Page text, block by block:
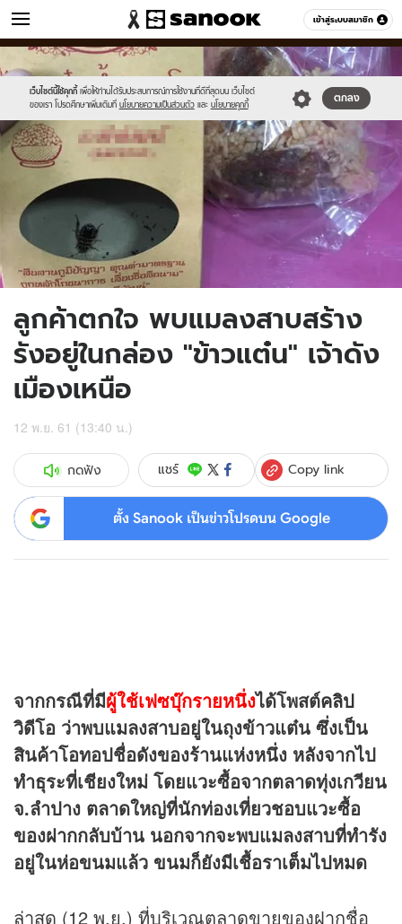
เข้าสู่ระบบสมาชิก
ข่าว หมวดอื่นๆ
เว็บไซต์นี้ใช้คุกกี้ เพื่อให้ท่านได้รับประสบการณ์การใช้งานที่ดีที่สุดบน เว็บไซต์
ของเรา โปรดศึกษาเพิ่มเติมที่ นโยบายความเป็นส่วนตัว และ นโยบายคุกกี้
ตกลง
Sanook
//s.isanook.com/sr/0/images/logo-
new-
sanook.png
600
//s.isanook.com/ns/0/ud/1514/7574122/14.jpg
ลูกค้าตกใจ พบแมลงสาบสร้าง
รังอยู่ในกล่อง "ข้าวแต๋น" เจ้าดัง
เมืองเหนือ
12 พ.ย. 61 (13:40 น.)
กดฟัง แชร์ Copy link
ตั้ง Sanook เป็นข่าวโปรดบน Google
จากกรณีที่มีผู้ใช้เฟซบุ๊กรายหนึ่งได้โพสต์คลิป
วิดีโอ ว่าพบแมลงสาบอยู่ในถุงข้าวแต๋น ซึ่งเป็น
สินค้าโอทอปชื่อดังของร้านแห่งหนึ่ง หลังจากไป
ทำธุระที่เชียงใหม่ โดยแวะซื้อจากตลาดทุ่งเกวียน
จ.ลำปาง ตลาดใหญ่ที่นักท่องเที่ยวชอบแวะซื้อ
ของฝากกลับบ้าน นอกจากจะพบแมลงสาบที่ทำรัง
อยู่ในห่อขนมแล้ว ขนมก็ยังมีเชื้อราเต็มไปหมด
ล่าสุด (12 พ.ย.) ที่บริเวณตลาดขายของฝากชื่อ